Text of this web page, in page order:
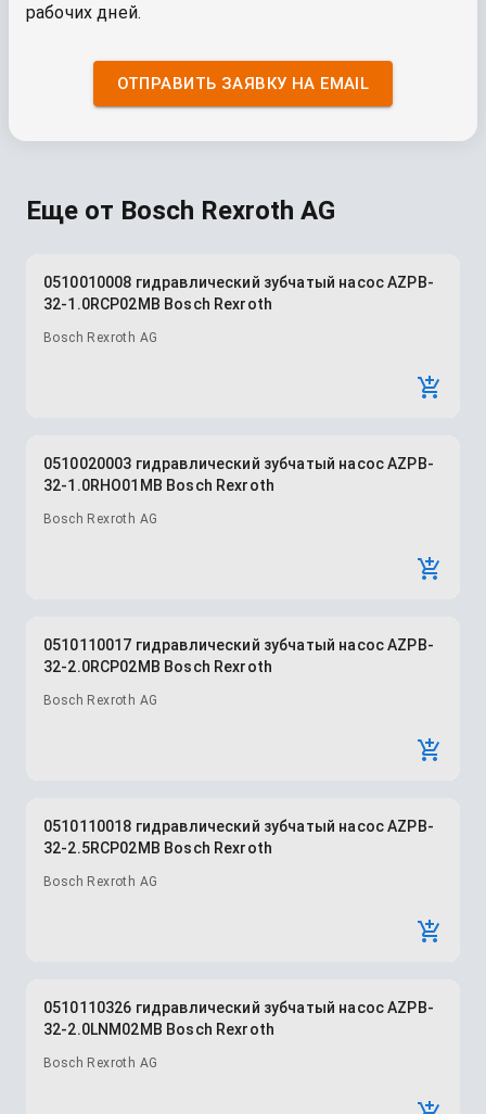
рабочих дней.
ОТПРАВИТЬ ЗАЯВКУ НА EMAIL
Еще от Bosch Rexroth AG
0510010008 гидравлический зубчатый насос AZPB-
32-1.0RCP02MB Bosch Rexroth
Bosch Rexroth AG
0510020003 гидравлический зубчатый насос AZPB-
32-1.0RHO01MB Bosch Rexroth
Bosch Rexroth AG
0510110017 гидравлический зубчатый насос AZPB-
32-2.0RCP02MB Bosch Rexroth
Bosch Rexroth AG
0510110018 гидравлический зубчатый насос AZPB-
32-2.5RCP02MB Bosch Rexroth
Bosch Rexroth AG
0510110326 гидравлический зубчатый насос AZPB-
32-2.0LNM02MB Bosch Rexroth
Bosch Rexroth AG